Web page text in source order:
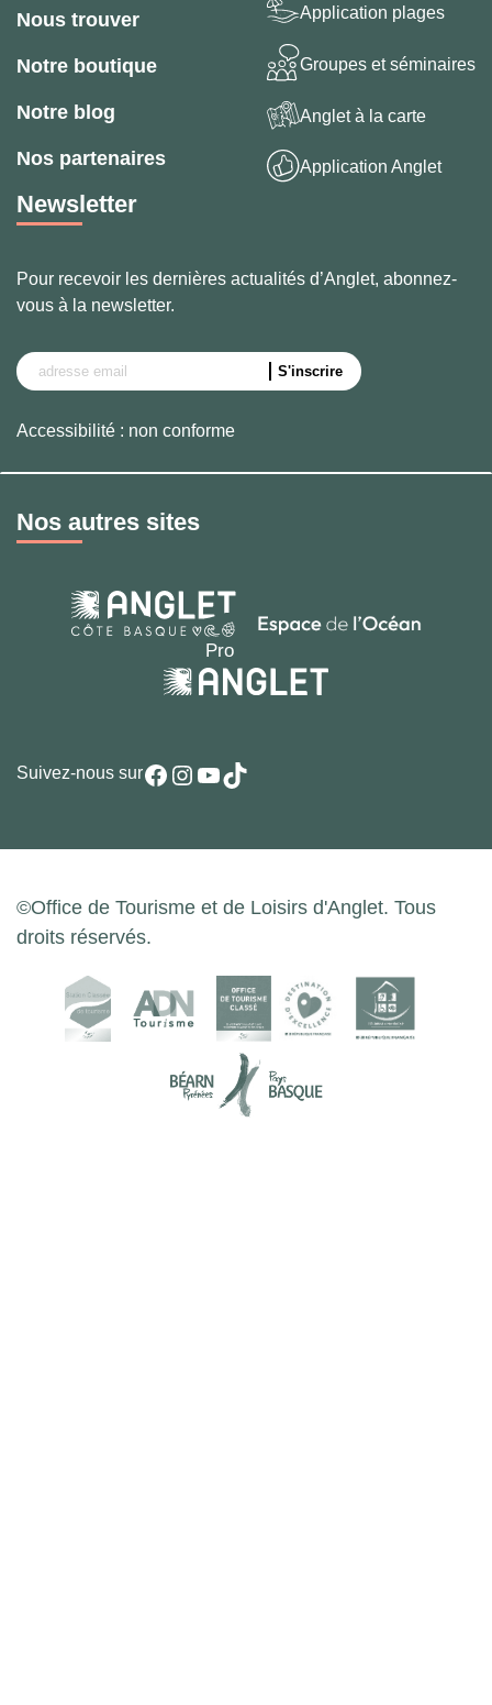
Nous trouver
Notre boutique
Notre blog
Nos partenaires
Application plages
Groupes et séminaires
Anglet à la carte
Application Anglet
Newsletter
Pour recevoir les dernières actualités d’Anglet, abonnez-
vous à la newsletter.
Accessibilité : non conforme
Nos autres sites
Suivez-nous surFacebook
Instagram
YouTube
TikTok
©Office de Tourisme et de Loisirs d'Anglet. Tous
droits réservés.